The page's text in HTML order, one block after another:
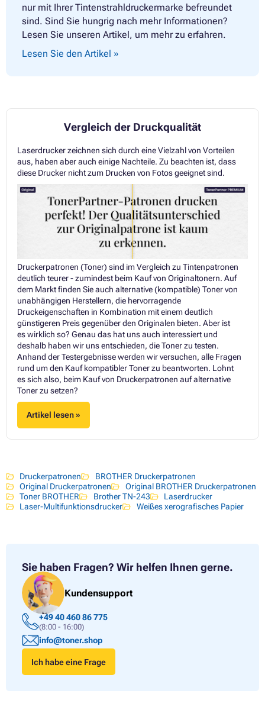
nur mit Ihrer Tintenstrahldruckermarke befreundet
sind. Sind Sie hungrig nach mehr Informationen?
Lesen Sie unseren Artikel, um mehr zu erfahren.
Lesen Sie den Artikel »
Vergleich der Druckqualität
Laserdrucker zeichnen sich durch eine Vielzahl von Vorteilen
aus, haben aber auch einige Nachteile. Zu beachten ist, dass
diese Drucker nicht zum Drucken von Fotos geeignet sind.
Druckerpatronen (Toner) sind im Vergleich zu Tintenpatronen
deutlich teurer - zumindest beim Kauf von Originaltonern. Auf
dem Markt finden Sie auch alternative (kompatible) Toner von
unabhängigen Herstellern, die hervorragende
Druckeigenschaften in Kombination mit einem deutlich
günstigeren Preis gegenüber den Originalen bieten. Aber ist
es wirklich so? Genau das hat uns auch interessiert und
deshalb haben wir uns entschieden, die Toner zu testen.
Anhand der Testergebnisse werden wir versuchen, alle Fragen
rund um den Kauf kompatibler Toner zu beantworten. Lohnt
es sich also, beim Kauf von Druckerpatronen auf alternative
Toner zu setzen?
Artikel lesen »
Druckerpatronen
BROTHER Druckerpatronen
Original Druckerpatronen
Original BROTHER Druckerpatronen
Toner BROTHER
Brother TN-243
Laserdrucker
Laser-Multifunktionsdrucker
Weißes xerografisches Papier
Sie haben Fragen? Wir helfen Ihnen gerne.
Kundensupport
+49 40 460 86 775
(8:00 - 16:00)
info@toner.shop
Ich habe eine Frage